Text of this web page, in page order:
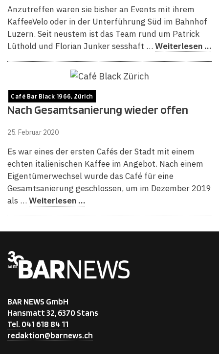
Anzutreffen waren sie bisher an Events mit ihrem
KaffeeVelo oder in der Unterführung Süd im Bahnhof
Luzern. Seit neustem ist das Team rund um Patrick
Lüthold und Florian Junker sesshaft … Weiterlesen …
Café Bar Black 1966, Zürich
Nach Gesamtsanierung wieder offen
25. Februar 2020
Es war eines der ersten Cafés der Stadt mit einem
echten italienischen Kaffee im Angebot. Nach einem
Eigentümerwechsel wurde das Café für eine
Gesamtsanierung geschlossen, um im Dezember 2019
als … Weiterlesen …
BAR NEWS GmbH
Hansmatt 32, 6370 Stans
Tel. 041 618 84 11
redaktion@barnews.ch